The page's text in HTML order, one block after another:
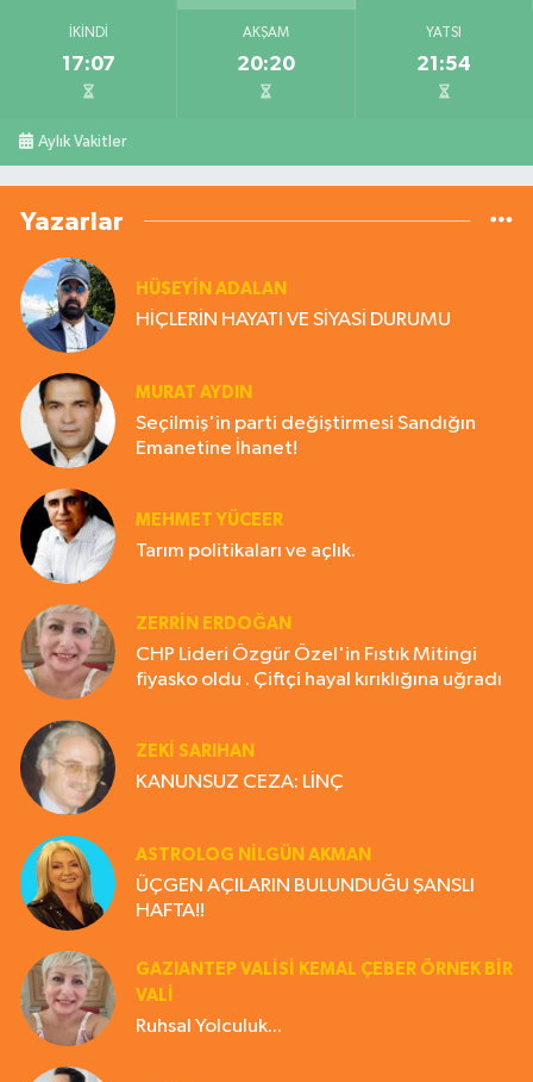
İKINDI
17:07
AKŞAM
20:20
YATSI
21:54
Aylık Vakitler
Yazarlar
HÜSEYIN ADALAN
HİÇLERİN HAYATI VE SİYASİ DURUMU
MURAT AYDIN
Seçilmiş'in parti değiştirmesi Sandığın
Emanetine İhanet!
MEHMET YÜCEER
Tarım politikaları ve açlık.
ZERRIN ERDOĞAN
CHP Lideri Özgür Özel'in Fıstık Mitingi
fiyasko oldu . Çiftçi hayal kırıklığına uğradı
ZEKI SARIHAN
KANUNSUZ CEZA: LİNÇ
ASTROLOG NILGÜN AKMAN
ÜÇGEN AÇILARIN BULUNDUĞU ŞANSLI
HAFTA!!
GAZIANTEP VALISI KEMAL ÇEBER ÖRNEK BİR
VALİ
Ruhsal Yolculuk...